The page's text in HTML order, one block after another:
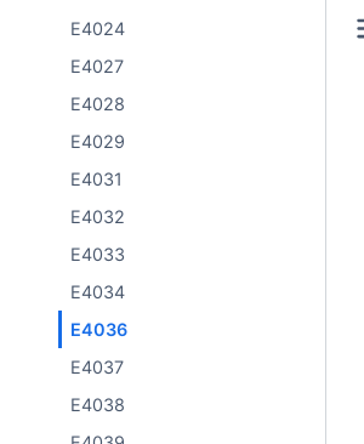
E4024
E4027
E4028
E4029
E4031
E4032
E4033
E4034
E4036
E4037
E4038